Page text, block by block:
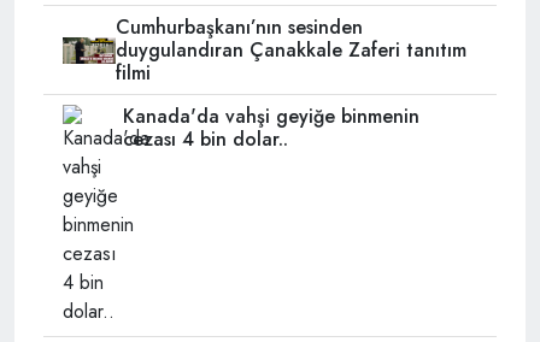
Cumhurbaşkanı’nın sesinden
duygulandıran Çanakkale Zaferi tanıtım
filmi
Kanada'da vahşi geyiğe binmenin
cezası 4 bin dolar..